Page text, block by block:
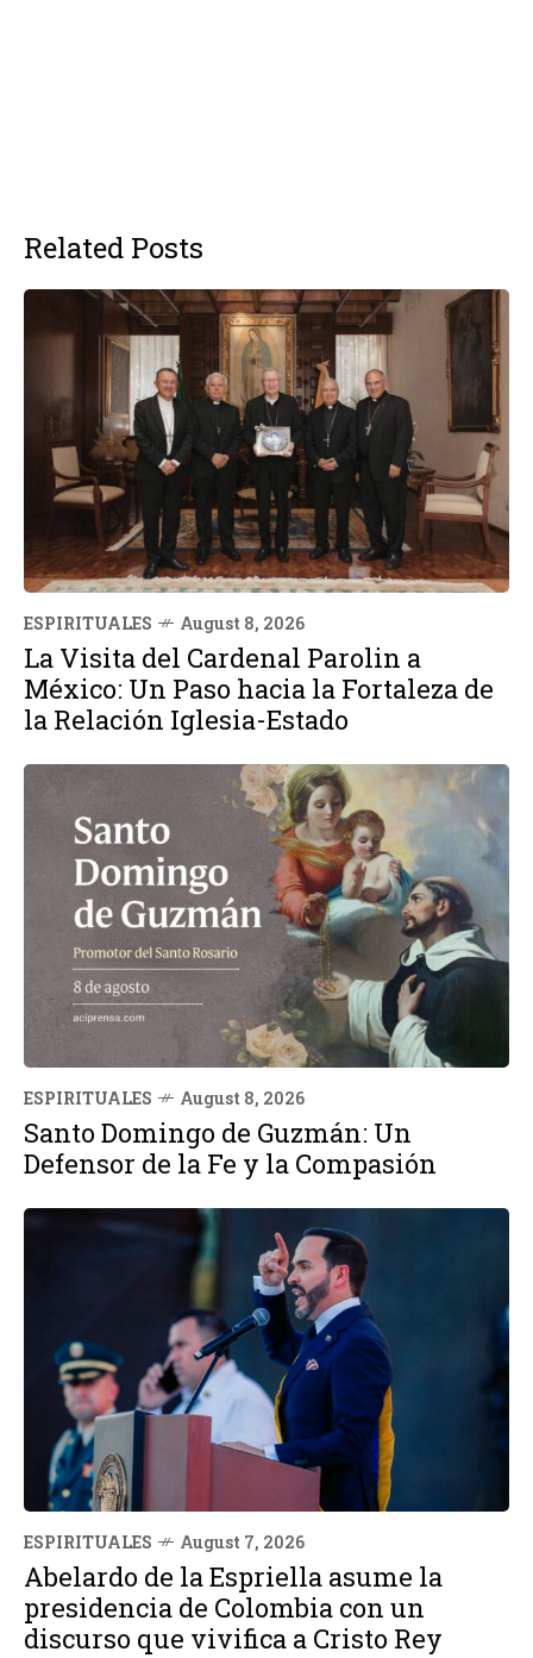
Related Posts
ESPIRITUALES August 8, 2026
La Visita del Cardenal Parolin a
México: Un Paso hacia la Fortaleza de
la Relación Iglesia-Estado
ESPIRITUALES August 8, 2026
Santo Domingo de Guzmán: Un
Defensor de la Fe y la Compasión
ESPIRITUALES August 7, 2026
Abelardo de la Espriella asume la
presidencia de Colombia con un
discurso que vivifica a Cristo Rey